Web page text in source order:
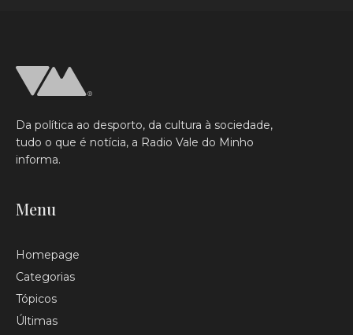
Da política ao desporto, da cultura à sociedade,
tudo o que é notícia, a Radio Vale do Minho
informa.
Menu
Homepage
Categorias
Tópicos
Últimas